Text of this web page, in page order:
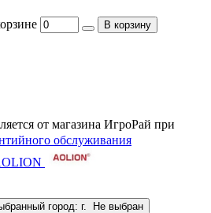
В корзину
от магазина ИгроРай при
обслуживания
город: г.
Не выбран